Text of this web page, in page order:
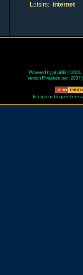
Loisirs: internet
Powered byphpBB© 2001,
Version Fr réalisée par :2037
Inscriptions bloqués /